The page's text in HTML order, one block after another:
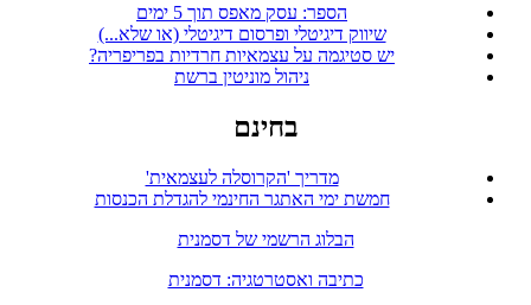
הספר: עסק מאפס תוך 5 ימים
שיווק דיגיטלי ופרסום דיגיטלי (או שלא...)
יש סטיגמה על עצמאיות חרדיות בפריפריה?
ניהול מוניטין ברשת
בחינם
מדריך 'הקרוסלה לעצמאית'
חמשת ימי האתגר החינמי להגדלת הכנסות
הבלוג הרשמי של דסמנית
כתיבה ואסטרטגיה: דסמנית